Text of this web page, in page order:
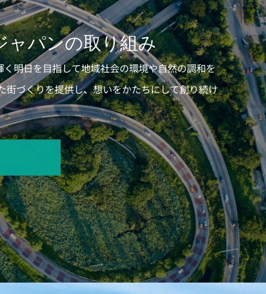
ャパンの取り組み
明日を目指して地域社会の環境や自然の調和を
街づくりを提供し、想いをかたちにして創り続け